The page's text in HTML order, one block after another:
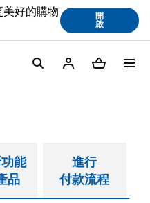
能
品
進行
付款流程
好的購物
開
啟